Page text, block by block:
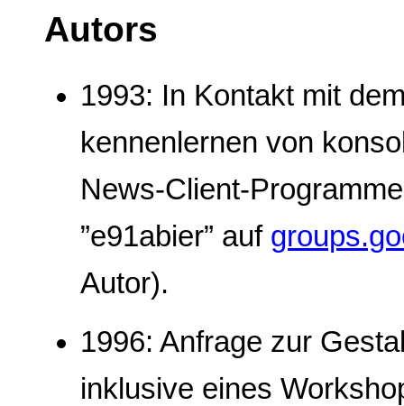
Autors
1993: In Kontakt mit
kennenlernen von
News-Client-
”e91abier” auf
Autor).
1996: Anfrage zur
inklusive eines